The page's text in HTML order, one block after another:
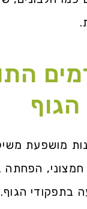
מושפעת
הפחתה
בתפקודי הגוף.